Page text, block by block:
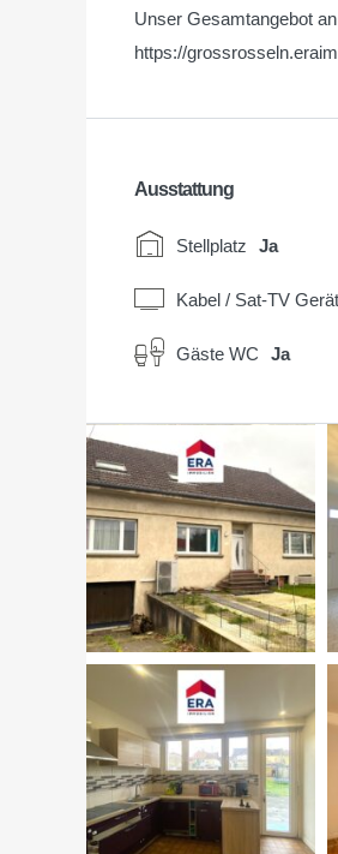
Unser Gesamtangebot
https://
Ausstattung
Stellplatz Ja
Kabel / Sat-TV Gerät
Gäste WC Ja